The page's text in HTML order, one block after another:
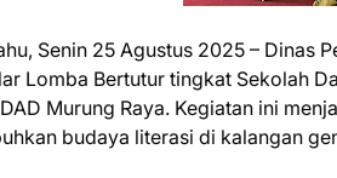
Senin 25 Agustus 2025 – Dinas
Lomba Bertutur tingkat Sekolah
Murung Raya. Kegiatan ini
budaya literasi di kalangan